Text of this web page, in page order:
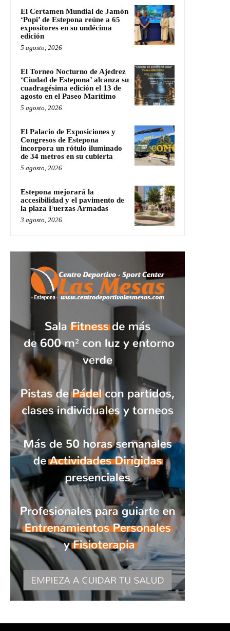
El Certamen Mundial de Jamón
‘Popi’ de Estepona reúne a 65
expositores en su undécima
edición
5 agosto, 2026
El Torneo Nocturno de Ajedrez
‘Ciudad de Estepona’ alcanza su
cuadragésima edición el 13 de
agosto en el Paseo Marítimo
5 agosto, 2026
El Palacio de Exposiciones y
Congresos de Estepona
incorpora un rótulo iluminado
de 34 metros en su cubierta
5 agosto, 2026
Estepona mejorará la
accesibilidad y el pavimento de
la plaza Fuerzas Armadas
3 agosto, 2026